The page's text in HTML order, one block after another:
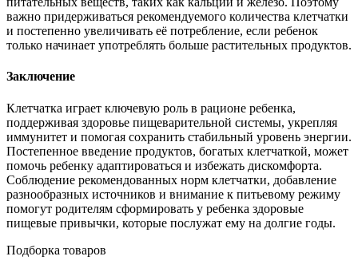
важно придерживаться рекомендуемого количества клетчатки
и постепенно увеличивать её потребление, если ребенок
только начинает употреблять больше растительных продуктов.
Заключение
Клетчатка играет ключевую роль в рационе ребенка,
поддерживая здоровье пищеварительной системы, укрепляя
иммунитет и помогая сохранить стабильный уровень энергии.
Постепенное введение продуктов, богатых клетчаткой, может
помочь ребенку адаптироваться и избежать дискомфорта.
Соблюдение рекомендованных норм клетчатки, добавление
разнообразных источников и внимание к питьевому режиму
помогут родителям сформировать у ребенка здоровые
пищевые привычки, которые послужат ему на долгие годы.
Подборка товаров